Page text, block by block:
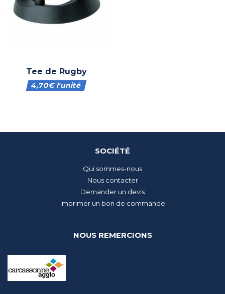
Tee de Rugby
4,70€l'unité
SOCIÉTÉ
Qui sommes-nous
Nous contacter
Demander un devis
Imprimer un bon de commande
NOUS REMERCIONS